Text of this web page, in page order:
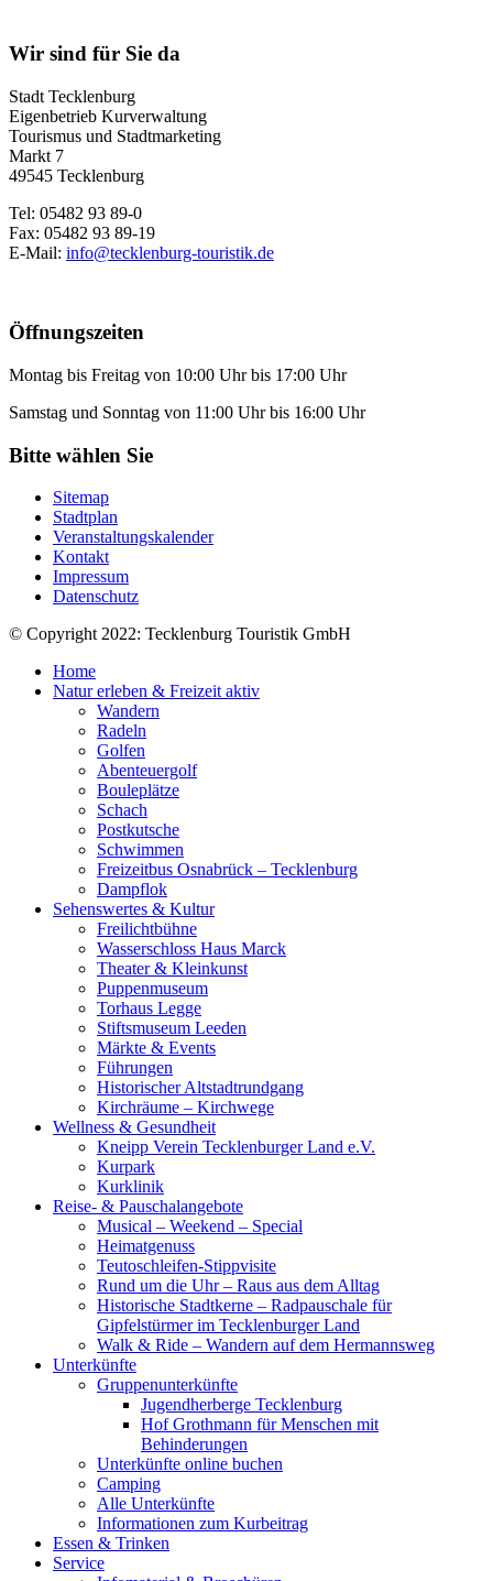
Wir sind für Sie da
Stadt Tecklenburg
Eigenbetrieb Kurverwaltung
Tourismus und Stadtmarketing
Markt 7
49545 Tecklenburg
Tel: 05482 93 89-0
Fax: 05482 93 89-19
E-Mail: info@tecklenburg-touristik.de
Öffnungszeiten
Montag bis Freitag von 10:00 Uhr bis 17:00 Uhr
Samstag und Sonntag von 11:00 Uhr bis 16:00 Uhr
Bitte wählen Sie
Sitemap
Stadtplan
Veranstaltungskalender
Kontakt
Impressum
Datenschutz
© Copyright 2022: Tecklenburg Touristik GmbH
Home
Natur erleben & Freizeit aktiv
Wandern
Radeln
Golfen
Abenteuergolf
Bouleplätze
Schach
Postkutsche
Schwimmen
Freizeitbus Osnabrück – Tecklenburg
Dampflok
Sehenswertes & Kultur
Freilichtbühne
Wasserschloss Haus Marck
Theater & Kleinkunst
Puppenmuseum
Torhaus Legge
Stiftsmuseum Leeden
Märkte & Events
Führungen
Historischer Altstadtrundgang
Kirchräume – Kirchwege
Wellness & Gesundheit
Kneipp Verein Tecklenburger Land e.V.
Kurpark
Kurklinik
Reise- & Pauschalangebote
Musical – Weekend – Special
Heimatgenuss
Teutoschleifen-Stippvisite
Rund um die Uhr – Raus aus dem Alltag
Historische Stadtkerne – Radpauschale für
Gipfelstürmer im Tecklenburger Land
Walk & Ride – Wandern auf dem Hermannsweg
Unterkünfte
Gruppenunterkünfte
Jugendherberge Tecklenburg
Hof Grothmann für Menschen mit
Behinderungen
Unterkünfte online buchen
Camping
Alle Unterkünfte
Informationen zum Kurbeitrag
Essen & Trinken
Service